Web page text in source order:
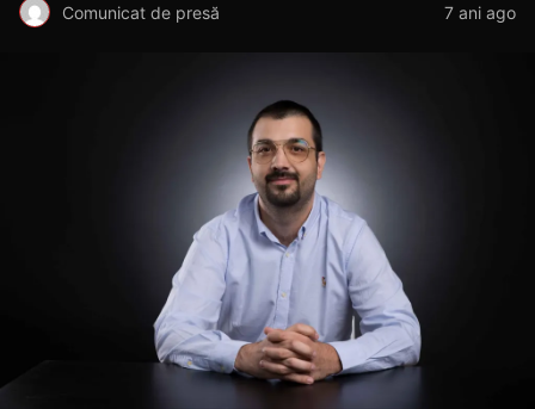
Comunicat de presă 7 ani ago